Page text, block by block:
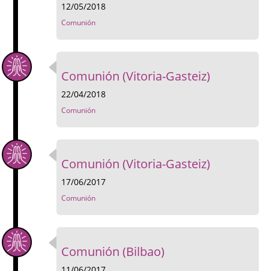
12/05/2018
Comunión
Comunión (Vitoria-Gasteiz)
22/04/2018
Comunión
Comunión (Vitoria-Gasteiz)
17/06/2017
Comunión
Comunión (Bilbao)